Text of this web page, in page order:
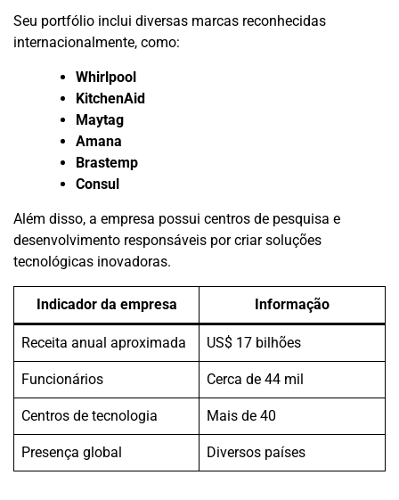
Seu portfólio inclui diversas marcas reconhecidas
internacionalmente, como:
Whirlpool
KitchenAid
Maytag
Amana
Brastemp
Consul
Além disso, a empresa possui centros de pesquisa e
desenvolvimento responsáveis por criar soluções
tecnológicas inovadoras.
Indicador da empresa Informação
Receita anual aproximada US$ 17 bilhões
Funcionários Cerca de 44 mil
Centros de tecnologia Mais de 40
Presença global Diversos países